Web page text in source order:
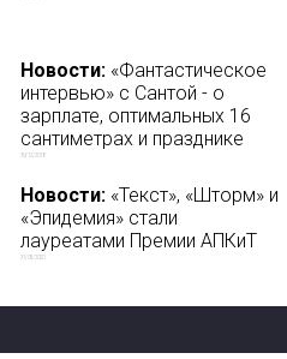
Новости: «Фантастическое
интервью» c Сантой - о
зарплате, оптимальных 16
сантиметрах и празднике
30/12/2018
Новости: «Текст», «Шторм» и
«Эпидемия» стали
лауреатами Премии АПКиТ
31/05/2020